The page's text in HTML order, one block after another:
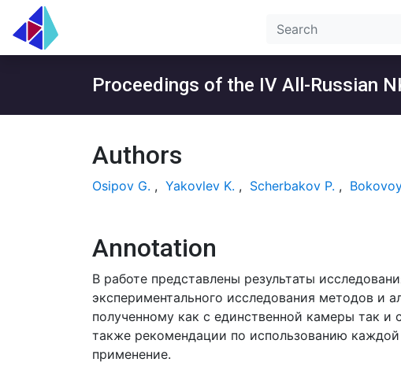
Proceedings of the IV All-Russian
Authors
Osipov G. , Yakovlev K. , Scherbakov P. ,
Annotation
В работе представлены результаты
экспериментального исследования методов и
полученному как с единственной камеры так и
также рекомендации по использованию
применение.